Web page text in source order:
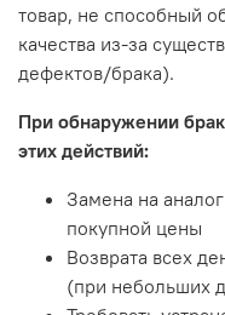
товар, не способный
качества из-за
дефектов/брака).
При обнаружении
этих действий:
Замена на
покупной цены
Возврата всех
(при небольших